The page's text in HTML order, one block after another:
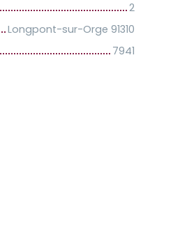
2
Longpont-sur-Orge 91310
7941